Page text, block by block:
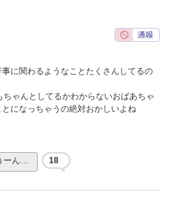
に関わるようなことたくさんしてるの
ゃんとしてるかわからないおばあちゃ
になっちゃうの絶対おかしいよね
ーん… 18